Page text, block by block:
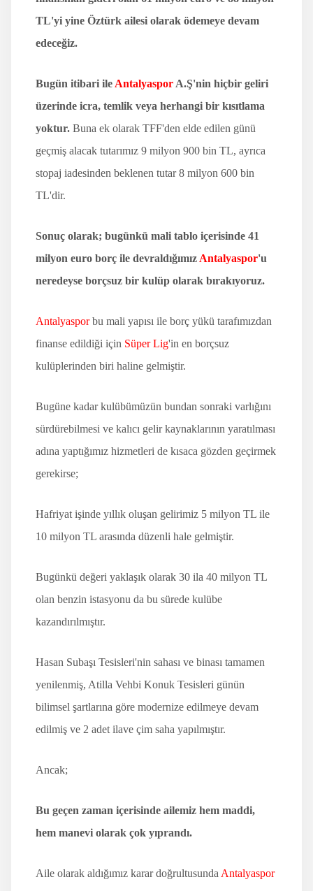
TL'yi yine Öztürk ailesi olarak ödemeye devam
edeceğiz.
Bugün itibari ile Antalyaspor A.Ş'nin hiçbir geliri
üzerinde icra, temlik veya herhangi bir kısıtlama
yoktur. Buna ek olarak TFF'den elde edilen günü
geçmiş alacak tutarımız 9 milyon 900 bin TL, ayrıca
stopaj iadesinden beklenen tutar 8 milyon 600 bin
TL'dir.
Sonuç olarak; bugünkü mali tablo içerisinde 41
milyon euro borç ile devraldığımız Antalyaspor'u
neredeyse borçsuz bir kulüp olarak bırakıyoruz.
Antalyasporbu mali yapısı ile borç yükü tarafımızdan
finanse edildiği için Süper Lig'in en borçsuz
kulüplerinden biri haline gelmiştir.
Bugüne kadar kulübümüzün bundan sonraki varlığını
sürdürebilmesi ve kalıcı gelir kaynaklarının yaratılması
adına yaptığımız hizmetleri de kısaca gözden geçirmek
gerekirse;
Hafriyat işinde yıllık oluşan gelirimiz 5 milyon TL ile
10 milyon TL arasında düzenli hale gelmiştir.
Bugünkü değeri yaklaşık olarak 30 ila 40 milyon TL
olan benzin istasyonu da bu sürede kulübe
kazandırılmıştır.
Hasan Subaşı Tesisleri'nin sahası ve binası tamamen
yenilenmiş, Atilla Vehbi Konuk Tesisleri günün
bilimsel şartlarına göre modernize edilmeye devam
edilmiş ve 2 adet ilave çim saha yapılmıştır.
Ancak;
Bu geçen zaman içerisinde ailemiz hem maddi,
hem manevi olarak çok yıprandı.
Aile olarak aldığımız karar doğrultusunda Antalyaspor